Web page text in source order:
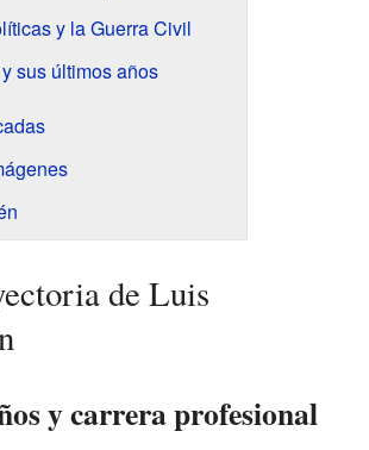
y la Guerra Civil
sus últimos años
de Luis
y carrera profesional